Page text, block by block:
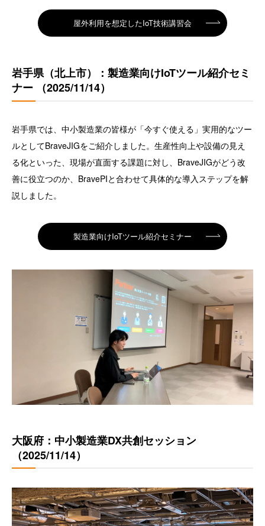
屋外利用を想定したIoT技術講習会
岩手県（北上市）：製造業向けIoTツール紹介セミ
ナー （2025/11/14）
岩手県では、中小製造業の皆様が「今すぐ使える」実用的なツー
ルとしてBraveJIGをご紹介しました。生産性向上や設備の見え
る化といった、現場が直面する課題に対し、BraveJIGがどう改
善に役立つのか、BravePIと合わせて具体的な導入ステップを解
説しました。
製造業向けIoTツール紹介セミナー
大阪府：中小製造業DX共創セッション
（2025/11/14）